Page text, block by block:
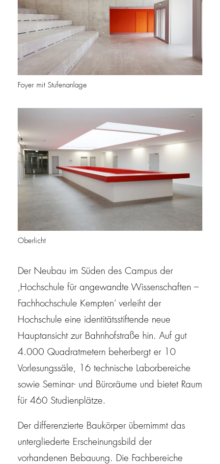
Foyer mit Stufenanlage
Oberlicht
Der Neubau im Süden des Campus der
‚Hochschule für angewandte Wissenschaften –
Fachhochschule Kempten‘ verleiht der
Hochschule eine identitätsstiftende neue
Hauptansicht zur Bahnhofstraße hin. Auf gut
4.000 Quadratmetern beherbergt er 10
Vorlesungssäle, 16 technische Laborbereiche
sowie Seminar- und Büroräume und bietet Raum
für 460 Studienplätze.
Der differenzierte Baukörper übernimmt das
untergliederte Erscheinungsbild der
vorhandenen Bebauung. Die Fachbereiche